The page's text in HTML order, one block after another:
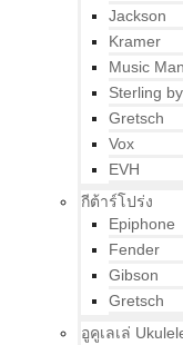
Jackson
Kramer
Music Man
Sterling
Gretsch
Vox
EVH
กีต้าร์โปร่ง
Epiphone
Fender
Gibson
Gretsch
อูคูเลเล่